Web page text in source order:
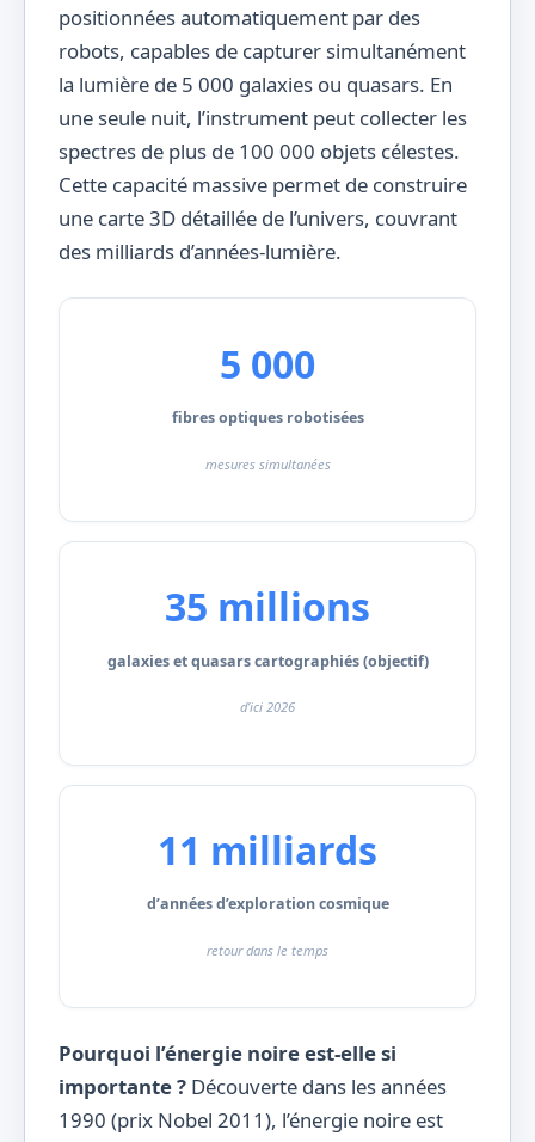
positionnées automatiquement par des
robots, capables de capturer simultanément
la lumière de 5 000 galaxies ou quasars. En
une seule nuit, l’instrument peut collecter les
spectres de plus de 100 000 objets célestes.
Cette capacité massive permet de construire
une carte 3D détaillée de l’univers, couvrant
des milliards d’années-lumière.
5 000
fibres optiques robotisées
mesures simultanées
35 millions
galaxies et quasars cartographiés (objectif)
d’ici 2026
11 milliards
d’années d’exploration cosmique
retour dans le temps
Pourquoi l’énergie noire est-elle si
importante ? Découverte dans les années
1990 (prix Nobel 2011), l’énergie noire est